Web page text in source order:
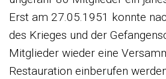
Erst am 27.05.1951 konnte
des Krieges und der
Mitglieder wieder eine
Restauration einberufen